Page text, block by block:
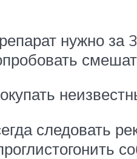
нужно за
следовать